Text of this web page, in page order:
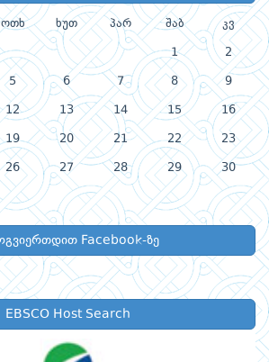
ოთხ ხუთ პარ შაბ კვ
1 2
5 6 7 8 9
12 13 14 15 16
19 20 21 22 23
26 27 28 29 30
Facebook-ზე
EBSCO Host Search